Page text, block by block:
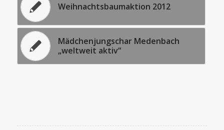
Weihnachtsbaumaktion 2012
Mädchenjungschar Medenbach
„weltweit aktiv“